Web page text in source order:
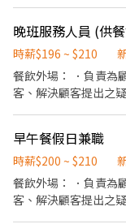
擔任廚師的助手，處
事務。 ．負責洗、剝
備和餐具。 ．準備不
與重量。 ．負責擺盤、打包外帶服
晚班服務人員 (供
時薪$196 ~ $210
餐飲外場： ．負責為
客、解決顧客提出之
負責結帳、收銀等工
前與烹飪中之準備工
切各種食材。 ．負責
所需要的食材。 ．協
早午餐假日兼職
時薪$200 ~ $210
餐飲外場： ．負責為
客、解決顧客提出之